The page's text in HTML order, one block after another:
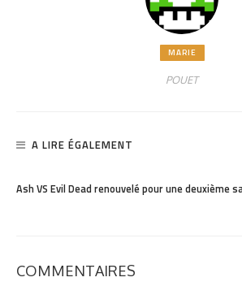
MARIE
POUET
A LIRE ÉGALEMENT
Ash VS Evil Dead renouvelé pour une deuxième
COMMENTAIRES